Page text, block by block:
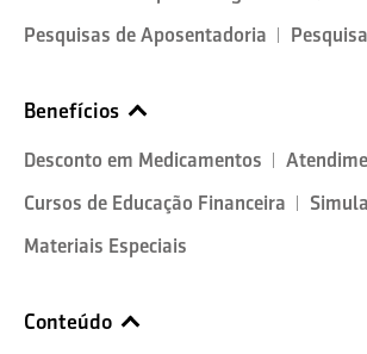
Pesquisas de Aposentadoria
Benefícios
Desconto em Medicamentos
Cursos de Educação Financeira
Materiais Especiais
Conteúdo